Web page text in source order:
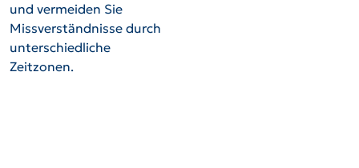
und vermeiden Sie
Missverständnisse durch
unterschiedliche
Zeitzonen.